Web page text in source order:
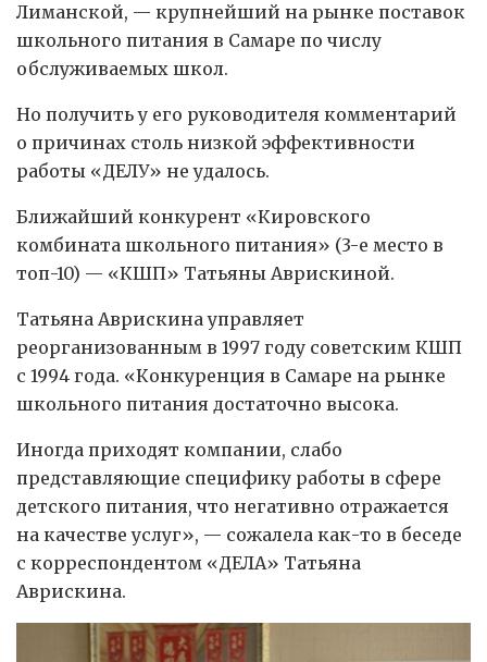
Лиманской, — крупнейший на рынке поставок
школьного питания в Самаре по числу
обслуживаемых школ.
Но получить у его руководителя комментарий
о причинах столь низкой эффективности
работы «ДЕЛУ» не удалось.
Ближайший конкурент «Кировского
комбината школьного питания» (3-е место в
топ-10) — «КШП» Татьяны Аврискиной.
Татьяна Аврискина управляет
реорганизованным в 1997 году советским КШП
с 1994 года. «Конкуренция в Самаре на рынке
школьного питания достаточно высока.
Иногда приходят компании, слабо
представляющие специфику работы в сфере
детского питания, что негативно отражается
на качестве услуг», — сожалела как-то в беседе
с корреспондентом «ДЕЛА» Татьяна
Аврискина.